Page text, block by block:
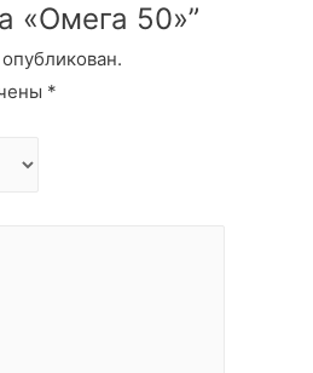
«Омега 50»”
*